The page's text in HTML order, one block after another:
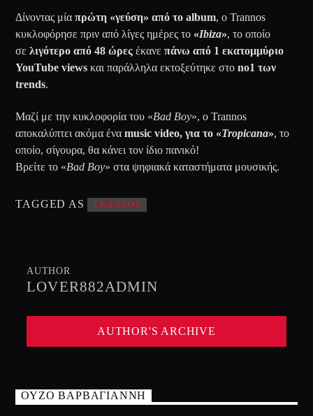
Δίνοντας μίαπρώτη «γεύση» από το album, ο Trannos
κυκλοφόρησε πριν από λίγες ημέρες το «Ibiza», το οποίο
σελιγότερο από 48 ώρες έκανεπάνω από 1 εκατομμύριο
YouTube views και παράλληλα εκτοξεύτηκε στοno1 των
trends.
Μαζί με την κυκλοφορία του «Bad Boy», ο Trannos
αποκαλύπτει ακόμα έναmusic video, για το «Tropicana», το
οποίο, σίγουρα, θα κάνει τον ίδιο πανικό!
Βρείτε το «Bad Boy» στα ψηφιακά καταστήματα μουσικής.
TAGGED AS TRANNOS
AUTHOR
LOVER882ADMIN
AUTHOR'S ARCHIVE
ΟΥΖΟ ΒΑΡΒΑΓΙΑΝΝΗ